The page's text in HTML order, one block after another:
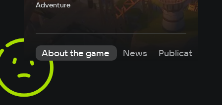
Adventure
About the game News Publications